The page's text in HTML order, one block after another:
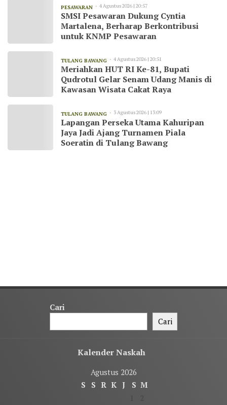
PESAWARAN 4 Agustus 2026 | 20:57
SMSI Pesawaran Dukung Cyntia
Martalena, Berharap Berkontribusi
untuk KNMP Pesawaran
TULANG BAWANG 4 Agustus 2026 | 20:51
Meriahkan HUT RI Ke-81, Bupati
Qudrotul Gelar Senam Udang Manis di
Kawasan Wisata Cakat Raya
TULANG BAWANG 3 Agustus 2026 | 13:09
Lapangan Perseka Utama Kahuripan
Jaya Jadi Ajang Turnamen Piala
Soeratin di Tulang Bawang
Cari
Cari
Kalender Naskah
Agustus 2026
S
S R K J S M